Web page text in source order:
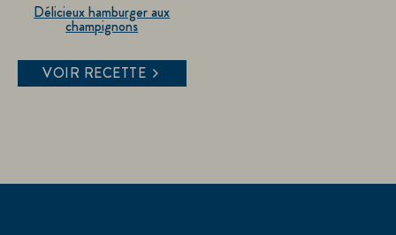
Délicieux hamburger aux
champignons
VOIR RECETTE